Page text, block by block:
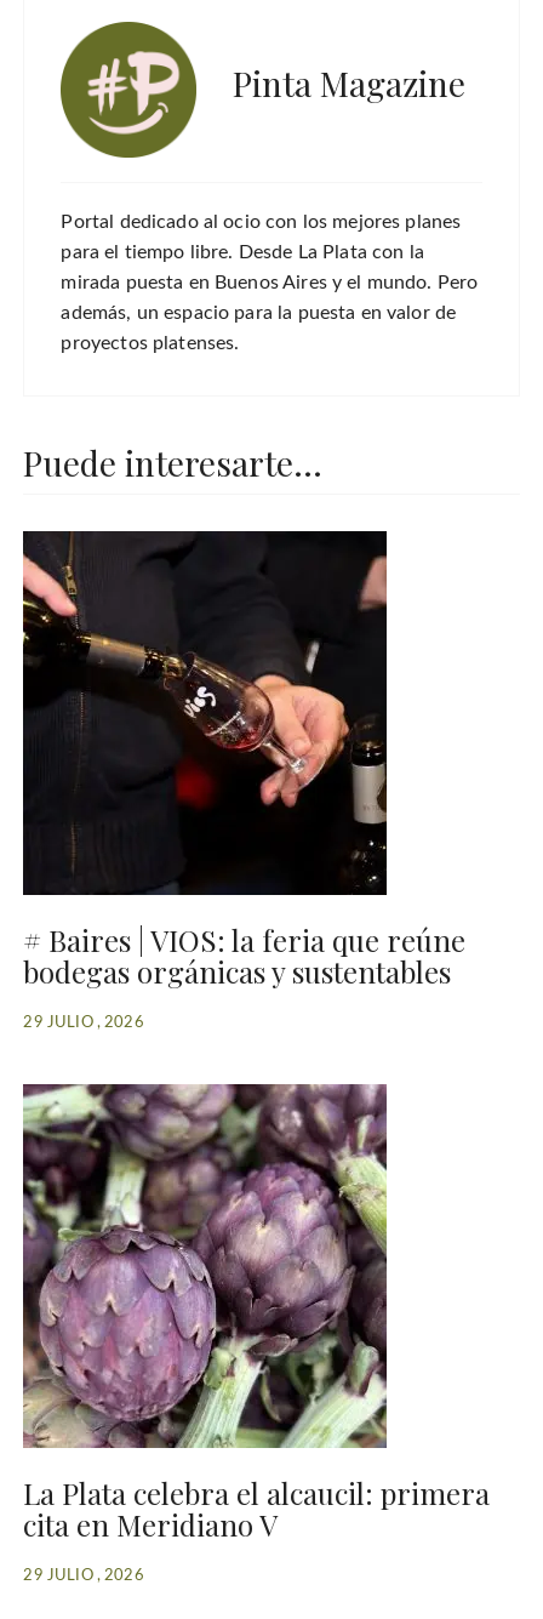
Pinta Magazine
Portal dedicado al ocio con los mejores planes
para el tiempo libre. Desde La Plata con la
mirada puesta en Buenos Aires y el mundo. Pero
además, un espacio para la puesta en valor de
proyectos platenses.
Puede interesarte...
# Baires | VIOS: la feria que reúne
bodegas orgánicas y sustentables
29 JULIO , 2026
La Plata celebra el alcaucil: primera
cita en Meridiano V
29 JULIO , 2026